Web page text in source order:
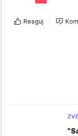
Reaguj